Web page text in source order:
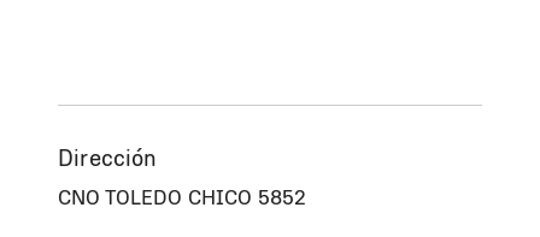
Dirección
CNO TOLEDO CHICO 5852